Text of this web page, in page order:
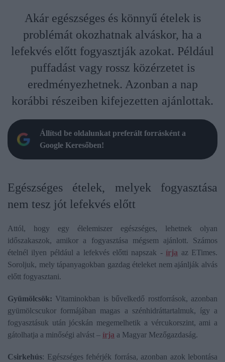
Akár egészséges és könnyű ételek is
problémát okozhatnak alváskor, ha a
lefekvés előtt fogyasztják azokat. Például
puffadást vagy rossz közérzetet is
eredményezhetnek. Azonban a nap
korábbi részeiben kifejezetten ajánlottak.
Állítsd be oldalunkat preferált forrásként a
Google Keresőben!
Egészséges ételek, melyek fogyasztása
nem tesz jót lefekvés előtt
Attól, hogy egy élelemiszer egészséges, lehetnek olyan
időszakaszok, amikor a fogyasztása mégsem ajánlott. Számos
ételnél ilyen például a lefekvés előtti napszak - írja az ETimes.
Soroljuk, mely tápanyagokban gazdag ételeket nem ajánlják alvás
előtt fogyasztani.
Gyümölcsök: Vitaminokban is bűvelkedő rostforrások, azonban
gyümölcscukor formájában magas a szénhidráttartalmuk, így a
fogyasztásuk után jócskán megemelhetik a vércukorszint, ami a
gátolhatja a minőségi alvást – írja a Magyar Mezőgazdaság.
Csirkehús: Egészséges fehérjék forrása, azonban azok lebontása